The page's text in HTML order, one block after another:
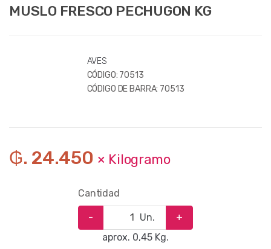
MUSLO FRESCO PECHUGON KG
AVES
CÓDIGO: 70513
CÓDIGO DE BARRA: 70513
₲. 24.450 × Kilogramo
Cantidad
- Un.
+
aprox. 0,45 Kg.